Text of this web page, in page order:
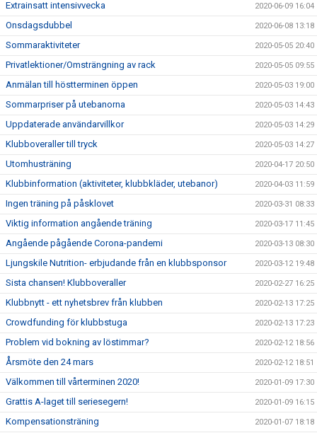
Extrainsatt intensivvecka 2020-06-09 16:04
Onsdagsdubbel 2020-06-08 13:18
Sommaraktiviteter 2020-05-05 20:40
Privatlektioner/Omsträngning av rack 2020-05-05 09:55
Anmälan till höstterminen öppen 2020-05-03 19:00
Sommarpriser på utebanorna 2020-05-03 14:43
Uppdaterade användarvillkor 2020-05-03 14:29
Klubboveraller till tryck 2020-05-03 14:27
Utomhusträning 2020-04-17 20:50
Klubbinformation (aktiviteter, klubbkläder, utebanor) 2020-04-03 11:59
Ingen träning på påsklovet 2020-03-31 08:33
Viktig information angående träning 2020-03-17 11:45
Angående pågående Corona-pandemi 2020-03-13 08:30
Ljungskile Nutrition- erbjudande från en klubbsponsor 2020-03-12 19:48
Sista chansen! Klubboveraller 2020-02-27 16:25
Klubbnytt - ett nyhetsbrev från klubben 2020-02-13 17:25
Crowdfunding för klubbstuga 2020-02-13 17:23
Problem vid bokning av löstimmar? 2020-02-12 18:56
Årsmöte den 24 mars 2020-02-12 18:51
Välkommen till vårterminen 2020! 2020-01-09 17:30
Grattis A-laget till seriesegern! 2020-01-09 16:15
Kompensationsträning 2020-01-07 18:18